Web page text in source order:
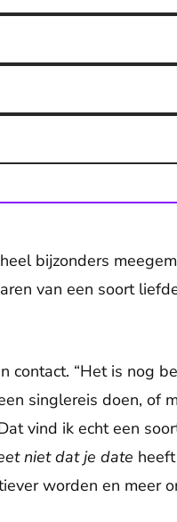
bijzonders
van een soort
“Het is nog
singlereis doen, of
vind ik echt een
niet dat je date
worden en meer